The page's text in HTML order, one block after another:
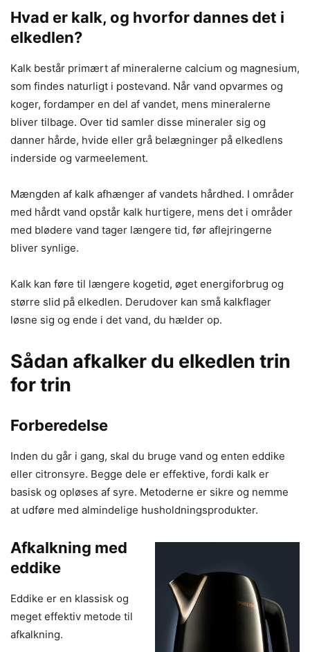
Hvad er kalk, og hvorfor dannes det i
elkedlen?
Kalk består primært af mineralerne calcium og magnesium,
som findes naturligt i postevand. Når vand opvarmes og
koger, fordamper en del af vandet, mens mineralerne
bliver tilbage. Over tid samler disse mineraler sig og
danner hårde, hvide eller grå belægninger på elkedlens
inderside og varmeelement.
Mængden af kalk afhænger af vandets hårdhed. I områder
med hårdt vand opstår kalk hurtigere, mens det i områder
med blødere vand tager længere tid, før aflejringerne
bliver synlige.
Kalk kan føre til længere kogetid, øget energiforbrug og
større slid på elkedlen. Derudover kan små kalkflager
løsne sig og ende i det vand, du hælder op.
Sådan afkalker du elkedlen trin
for trin
Forberedelse
Inden du går i gang, skal du bruge vand og enten eddike
eller citronsyre. Begge dele er effektive, fordi kalk er
basisk og opløses af syre. Metoderne er sikre og nemme
at udføre med almindelige husholdningsprodukter.
Afkalkning med
eddike
Eddike er en klassisk og
meget effektiv metode til
afkalkning.